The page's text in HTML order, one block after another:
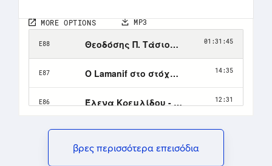
βρες περισσότερα επεισόδια